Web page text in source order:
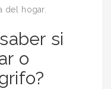
del hogar.
si
o